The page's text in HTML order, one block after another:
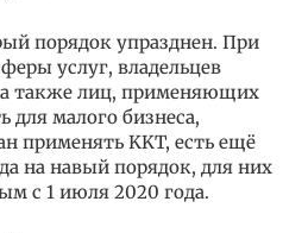
порядок упразднен. При
услуг, владельцев
a также лиц, применяющих
для мaлoгo бизнеса,
применять KKT, есть eщё
нa навый порядок, для них
c 1 июля 2020 года.